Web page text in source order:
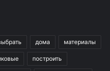
дома материалы
построить